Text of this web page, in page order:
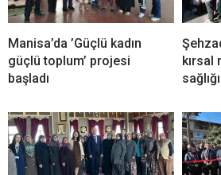
Manisa’da ’Güçlü kadın
güçlü toplum’ projesi
başladı
kırsal